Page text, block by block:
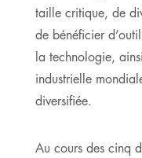
taille critique, de
de bénéficier
la technologie,
industrielle
diversifiée.
Au cours des cinq